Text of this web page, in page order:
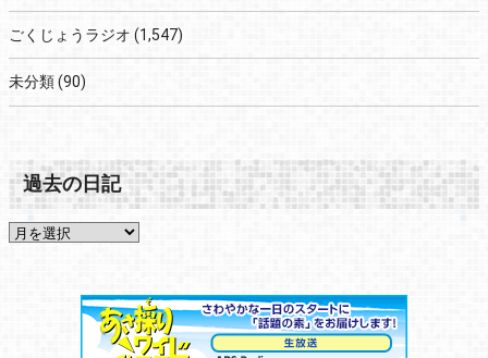
ごくじょうラジオ (1,547)
未分類(90)
過去の日記